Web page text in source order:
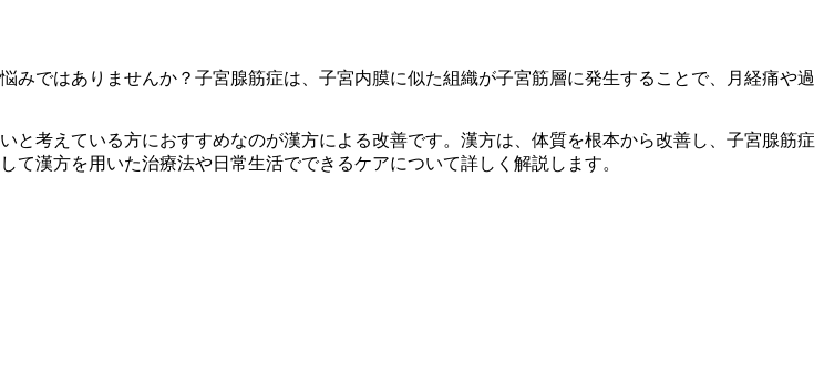
みではありませんか？子宮腺筋症は、子宮内膜に似た組織が子宮筋層に発生することで、月経痛や過
考えている方におすすめなのが漢方による改善です。漢方は、体質を根本から改善し、子宮腺筋症
漢方を用いた治療法や日常生活でできるケアについて詳しく解説します。